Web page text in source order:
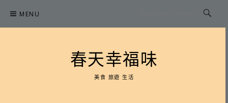
content
MENU
春天幸福味
美食 旅遊 生活